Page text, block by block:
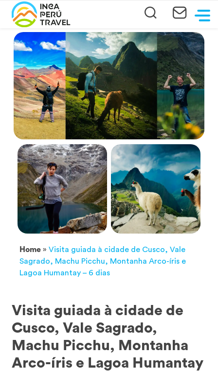
Home » Visita guiada à cidade de Cusco, Vale
Sagrado, Machu Picchu, Montanha Arco-íris e
Lagoa Humantay – 6 dias
Visita guiada à cidade de
Cusco, Vale Sagrado,
Machu Picchu, Montanha
Arco-íris e Lagoa Humantay